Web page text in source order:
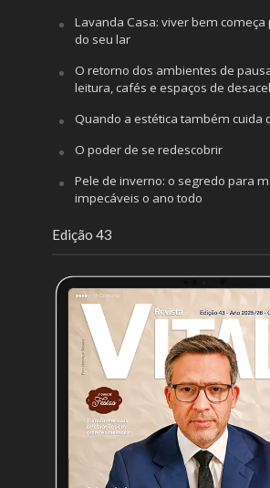
Lavanda Casa: viver bem começa
do seu lar
O retorno dos ambientes de
leitura, cafés e espaços de
Quando a estética também cuida
O poder de se redescobrir
Pele de inverno: o segredo para
impecáveis o ano todo
Edição 43